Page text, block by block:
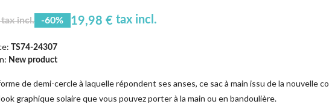
incl. -60% 19,98 € tax incl.
TS74-24307
New product
de demi-cercle à laquelle répondent ses anses, ce sac à main issu de la nouvelle
graphique solaire que vous pouvez porter à la main ou en bandoulière.